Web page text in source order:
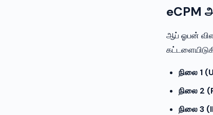
eCPM
ஆப் ஓபன்
நிலை 1
நிலை 2
நிலை 3